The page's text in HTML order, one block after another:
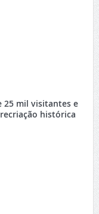
25 mil visitantes e
histórica